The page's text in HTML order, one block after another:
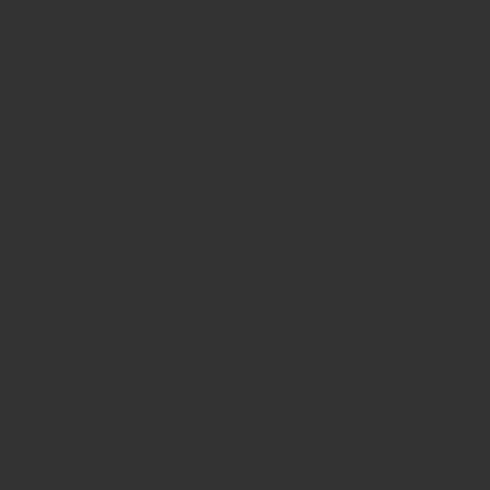
Leggyakoribb kórképek a praxisban – panaszok, anamnézis.
Az orvoshoz forduló egyén. Az együttműködés és a hatásos